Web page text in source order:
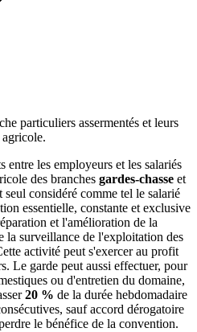
particuliers assermentés et leurs
les employeurs et les salariés
des branches gardes-chasse et
seul considéré comme tel le salarié
essentielle, constante et exclusive
et l'amélioration de la
la surveillance de l'exploitation des
activité peut s'exercer au profit
Le garde peut aussi effectuer, pour
ou d'entretien du domaine,
20 % de la durée hebdomadaire
sauf accord dérogatoire
le bénéfice de la convention.